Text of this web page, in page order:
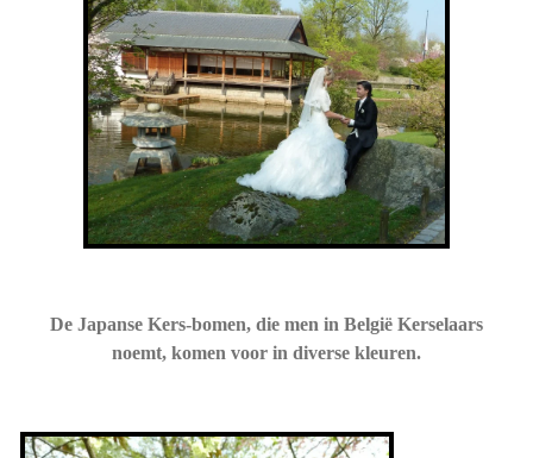
De Japanse Kers-bomen, die men in België Kerselaars
noemt, komen voor in diverse kleuren.